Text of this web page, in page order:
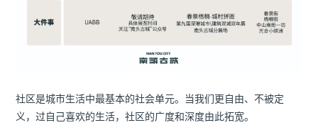
社区是城市生活中最基本的社会单元。当我们更自由、不被定
义，过自己喜欢的生活，社区的广度和深度由此拓宽。